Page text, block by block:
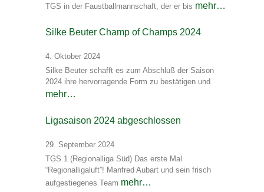
TGS in der Faustballmannschaft, der er bis mehr…
Silke Beuter Champ of Champs 2024
4. Oktober 2024
Silke Beuter schafft es zum Abschluß der Saison
2024 ihre hervorragende Form zu bestätigen und
mehr…
Ligasaison 2024 abgeschlossen
29. September 2024
TGS 1 (Regionalliga Süd) Das erste Mal
“Regionalligaluft”! Manfred Aubart und sein frisch
aufgestiegenes Team mehr…